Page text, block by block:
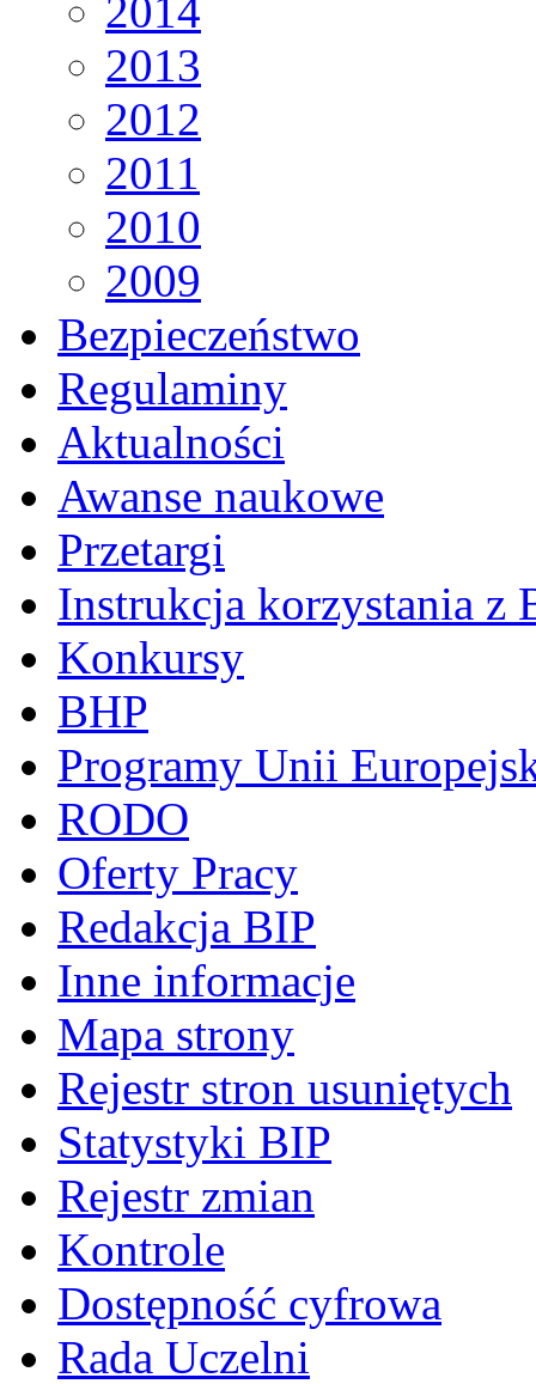
2014
2013
2012
2011
2010
2009
Bezpieczeństwo
Regulaminy
Aktualności
Awanse naukowe
Przetargi
Instrukcja korzystania z
Konkursy
BHP
Programy Unii
RODO
Oferty Pracy
Redakcja BIP
Inne informacje
Mapa strony
Rejestr stron usuniętych
Statystyki BIP
Rejestr zmian
Kontrole
Dostępność cyfrowa
Rada Uczelni